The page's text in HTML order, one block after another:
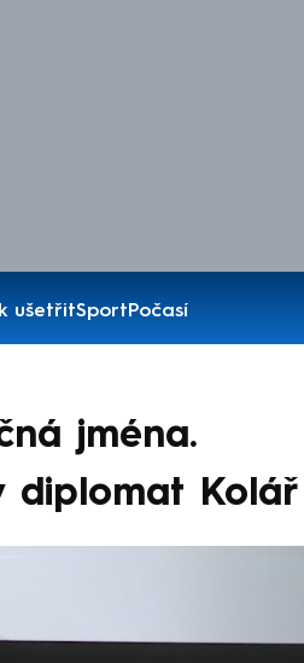
ušetřitSportPočasí
jména.
diplomat Kolář